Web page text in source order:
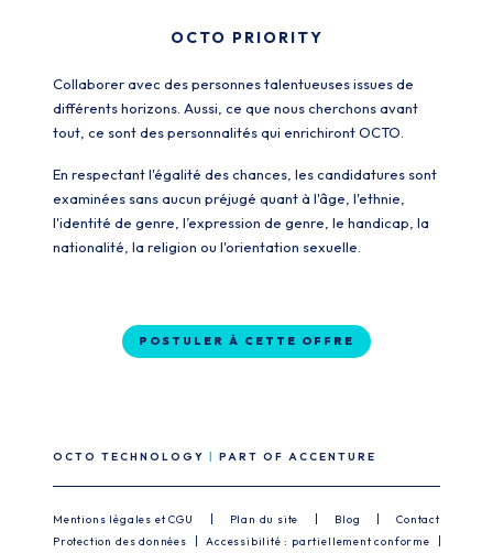
OCTO PRIORITY
Collaborer avec des personnes talentueuses issues de
différents horizons. Aussi, ce que nous cherchons avant
tout, ce sont des personnalités qui enrichiront OCTO.
En respectant l'égalité des chances, les candidatures sont
examinées sans aucun préjugé quant à l'âge, l'ethnie,
l'identité de genre, l’expression de genre, le handicap, la
nationalité, la religion ou l'orientation sexuelle.
POSTULER À CETTE OFFRE
OCTO TECHNOLOGY PART OF ACCENTURE
Mentions légales et CGU Plan du site Blog
Contact
Protection des données
Accessibilité : partiellement conforme